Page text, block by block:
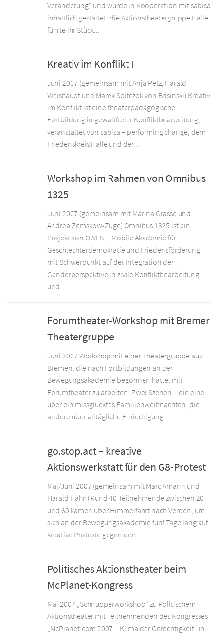
Veränderung“ und wurde in Kooperation mit sabisa
inhaltlich gestaltet: die Aktionstheatergruppe Halle
führte ihr Stück...
Kreativ im Konflikt I
Juni 2007 (gemeinsam mit Anja Petz, Harald
Weishaupt und Marek Spitczok von Brisinski) Kreativ
im Konflikt ist eine theaterpädagogische
Fortbildung in gewaltfreier Konfliktbearbeitung,
veranstaltet von sabisa – performing change, dem
Friedenskreis Halle und der...
Workshop im Rahmen von Omnibus
1325
Juni 2007 (gemeinsam mit Marina Grasse und
Andrea Zemskow-Züge) Omnibus 1325 ist ein
Projekt von OWEN – Mobile Akademie für
Geschlechterdemokratie und Friedensförderung
mit Schwerpunkt auf der Integration der
Genderperspektive in zivile Konfliktbearbeitung
und...
Forumtheater-Workshop mit Bremer
Theatergruppe
Juni 2007 Workshop mit einer Theatergruppe aus
Bremen, die nach Fortbildungen an der
Bewegungsakademie begonnen hatte, mit
Forumtheater zu arbeiten. Zwei Szenen – die eine
über ein missglücktes Familienweihnachten, die
andere über alltägliche Erniedrigung...
go.stop.act – kreative
Aktionswerkstatt für den G8-Protest
Mai/Juni 2007 (gemeinsam mit Marc Amann und
Harald Hahn) Rund 40 Teilnehmende zwischen 20
und 60 kamen über Himmelfahrt nach Verden, um
sich an der Bewegungsakademie fünf Tage lang auf
kreative Proteste gegen den...
Politisches Aktionstheater beim
McPlanet-Kongress
Mai 2007 „Schnupperworkshop“ zu Politischem
Aktionstheater mit Teilnehmenden des Kongresses
„McPlanet.com 2007 – Klima der Gerechtigkeit“ in